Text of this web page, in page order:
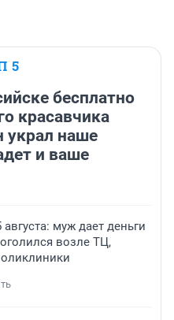
5
бесплатно
красавчика
украл наше
и ваше
муж дает деньги
возле ТЦ,